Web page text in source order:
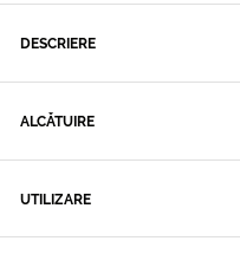
DESCRIERE
ALCĂTUIRE
UTILIZARE